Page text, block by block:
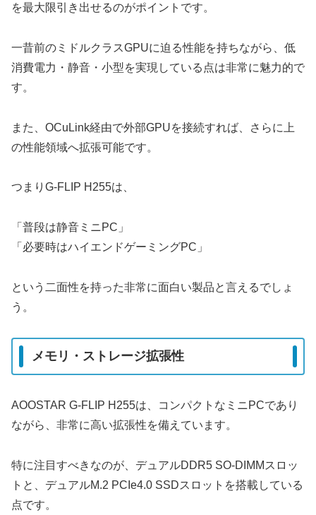
を最大限引き出せるのがポイントです。
一昔前のミドルクラスGPUに迫る性能を持ちながら、低
消費電力・静音・小型を実現している点は非常に魅力的で
す。
また、OCuLink経由で外部GPUを接続すれば、さらに上
の性能領域へ拡張可能です。
つまりG-FLIP H255は、
「普段は静音ミニPC」
「必要時はハイエンドゲーミングPC」
という二面性を持った非常に面白い製品と言えるでしょ
う。
メモリ・ストレージ拡張性
AOOSTAR G-FLIP H255は、コンパクトなミニPCであり
ながら、非常に高い拡張性を備えています。
特に注目すべきなのが、デュアルDDR5 SO-DIMMスロッ
トと、デュアルM.2 PCIe4.0 SSDスロットを搭載している
点です。